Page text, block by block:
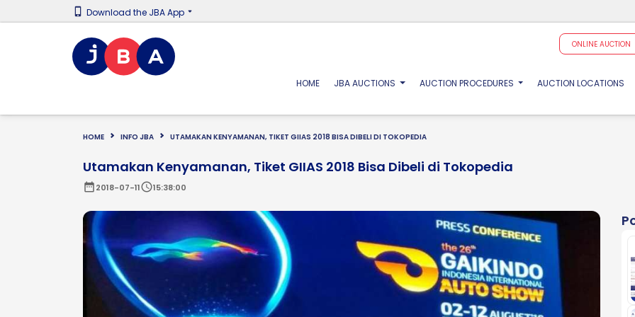
Download the JBA App
ONLINE AUCTION
HOME(CURRENT)
JBA AUCTIONS AUCTION PROCEDURES AUCTION LOCATIONS
HOME INFO JBA UTAMAKAN KENYAMANAN, TIKET GIIAS 2018 BISA DIBELI DI TOKOPEDIA
Utamakan Kenyamanan, Tiket GIIAS 2018 Bisa Dibeli di Tokopedia
date_range2018-07-11schedule15:38:00